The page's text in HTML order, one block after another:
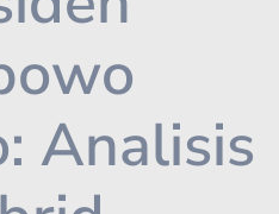
Analisis